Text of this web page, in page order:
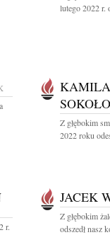
lutego 2022 r.
Z głębokim
2022 roku
r.
JACEK
Z głębokim
odszedł nasz